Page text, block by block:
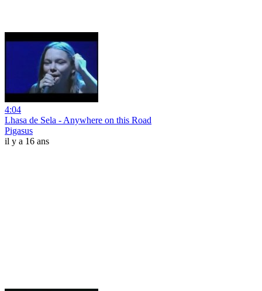
4:04
Lhasa de Sela - Anywhere on this Road
Pigasus
il y a 16 ans